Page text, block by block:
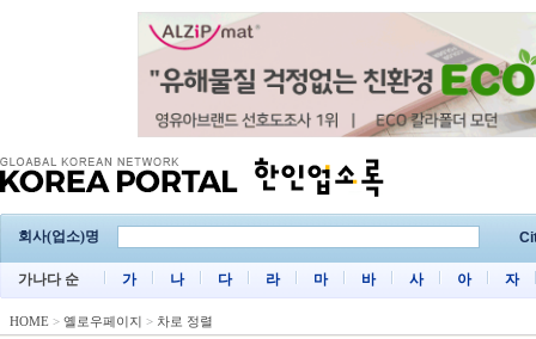
회사(업소)명
가나다 순 가 나 다 라 마 바 사 아 자
HOME > 옐로우페이지 > 차로 정렬